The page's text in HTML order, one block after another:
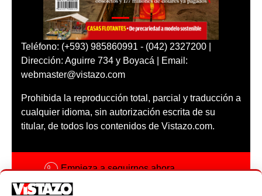
Teléfono: (+593) 985860991 - (042) 2327200 |
Dirección: Aguirre 734 y Boyacá | Email:
webmaster@vistazo.com
Prohibida la reproducción total, parcial y traducción a
cualquier idioma, sin autorización escrita de su
titular, de todos los contenidos de Vistazo.com.
Empieza a seguirnos ahora